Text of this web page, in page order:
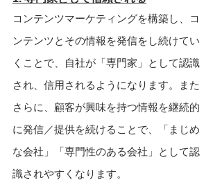
コンテンツマーケティングを構築し、コ
ンテンツとその情報を発信をし続けてい
くことで、自社が「専門家」として認識
され、信用されるようになります。また
さらに、顧客が興味を持つ情報を継続的
に発信／提供を続けることで、「まじめ
な会社」「専門性のある会社」として認
識されやすくなります。